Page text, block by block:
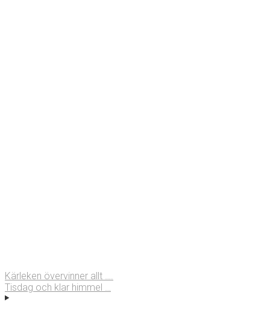
Kärleken övervinner allt ….
Tisdag och klar himmel …